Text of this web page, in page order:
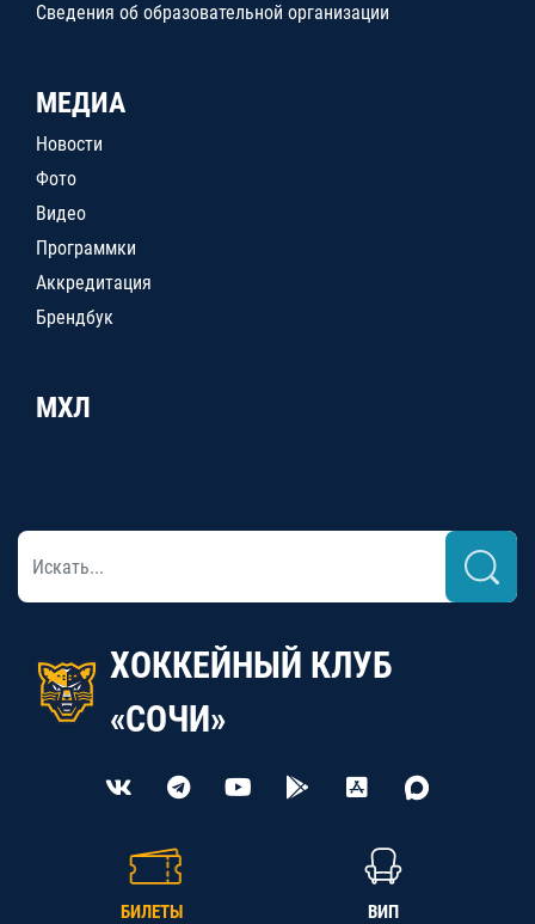
Сведения об образовательной организации
МЕДИА
Новости
Фото
Видео
Программки
Аккредитация
Брендбук
МХЛ
ХОККЕЙНЫЙ КЛУБ
«СОЧИ»
БИЛЕТЫ ВИП